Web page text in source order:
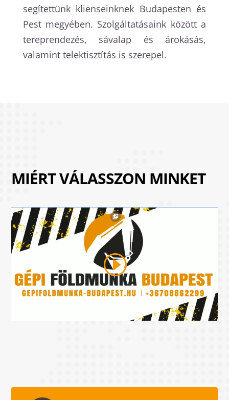
segítettünk klienseinknek Budapesten és
Pest megyében. Szolgáltatásaink között a
tereprendezés, sávalap és árokásás,
valamint telektisztítás is szerepel.
MIÉRT VÁLASSZON MINKET